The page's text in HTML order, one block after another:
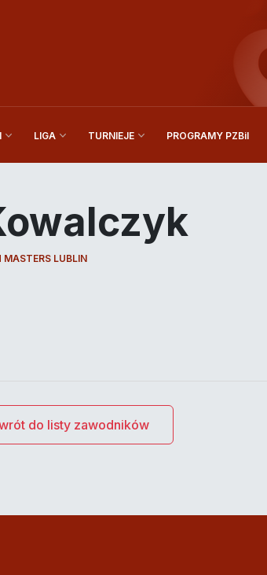
LIGA TURNIEJE PROGRAMY PZBil
MASTERS LUBLIN
do listy zawodników